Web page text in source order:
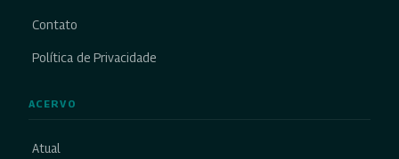
Contato
Política de Privacidade
ACERVO
Atual